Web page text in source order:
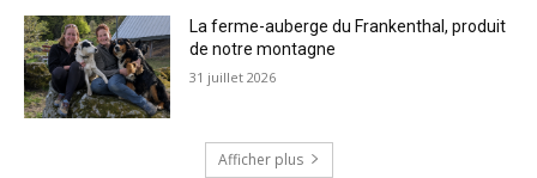
La ferme-auberge du Frankenthal, produit
de notre montagne
31 juillet 2026
Afficher plus